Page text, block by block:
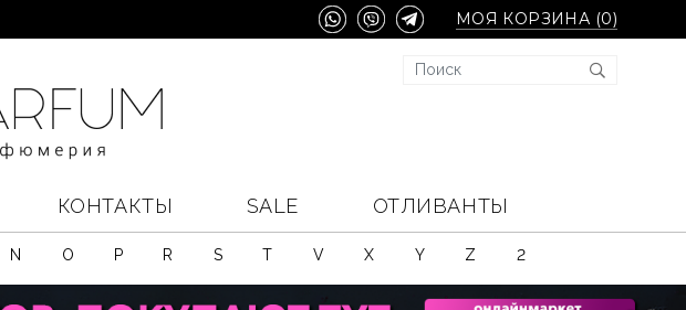
МОЯ КОРЗИНА (0)
КОНТАКТЫ SALE ОТЛИВАНТЫ
N O P R S T V X Y Z 2